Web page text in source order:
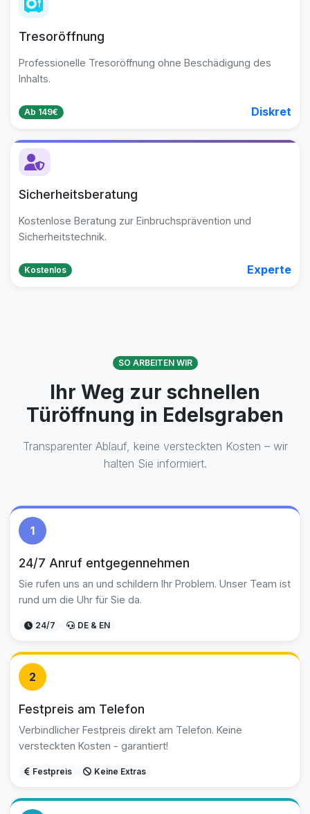
Tresoröffnung
Professionelle Tresoröffnung ohne Beschädigung des
Inhalts.
Ab 149€ Diskret
Sicherheitsberatung
Kostenlose Beratung zur Einbruchsprävention und
Sicherheitstechnik.
Kostenlos Experte
SO ARBEITEN WIR
Ihr Weg zur schnellen
Türöffnung in Edelsgraben
Transparenter Ablauf, keine versteckten Kosten – wir
halten Sie informiert.
1
24/7 Anruf entgegennehmen
Sie rufen uns an und schildern Ihr Problem. Unser Team ist
rund um die Uhr für Sie da.
24/7 DE & EN
2
Festpreis am Telefon
Verbindlicher Festpreis direkt am Telefon. Keine
versteckten Kosten - garantiert!
Festpreis Keine Extras